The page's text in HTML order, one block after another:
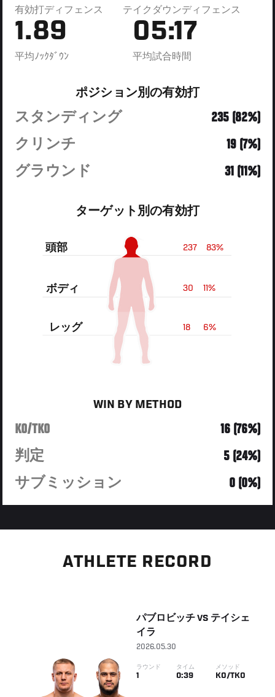
有効打ディフェンス テイクダウンディフェンス
1.89
平均ﾉｯｸﾀﾞｳﾝ
05:17
平均試合時間
ポジション別の有効打
スタンディング
235 (82%)
クリンチ
19 (7%)
グラウンド
31 (11%)
ターゲット別の有効打
83%
237
頭部
11%
30
ボディ
6%
18
レッグ
WIN BY METHOD
KO/TKO
16 (76%)
判定
5 (24%)
サブミッション
0 (0%)
ATHLETE RECORD
パブロビッチ VS テイシェ
イラ
2026.05.30
ラウンド
1
タイム
0:39
メソッド
KO/TKO